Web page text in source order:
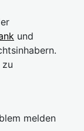
und
melden